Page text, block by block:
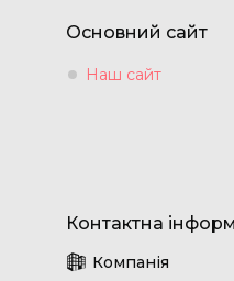
Основний сайт
Наш сайт